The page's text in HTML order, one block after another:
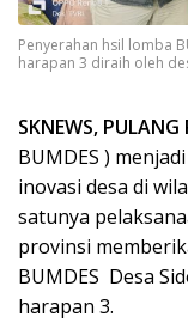
Penyerahan hsil lomba
harapan 3 diraih oleh
SKNEWS, PULANG
BUMDES )
inovasi desa di
satunya
provinsi
BUMDES Desa
harapan 3.